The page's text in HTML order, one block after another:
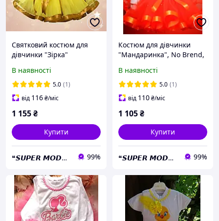
Святковий костюм для
дівчинки "Зірка"
колір білий + жовтий,
розміри 1-10 років (декор
на руки +50 грн)
В наявності
5.0 (1)
від 116₴/міс
1 155₴
Купити
❝𝙎𝙐𝙋𝙀𝙍 𝙈𝙊𝘿𝙉𝙄𝙆𝙐❝ 99%
Костюм для дівчинки
"Мандаринка", No Brend,
колір білий +
помаранчевий, розміри
1-10 років
В наявності
5.0 (1)
від 110₴/міс
1 105₴
Купити
❝𝙎𝙐𝙋𝙀𝙍 𝙈𝙊𝘿𝙉𝙄𝙆𝙐❝ 99%